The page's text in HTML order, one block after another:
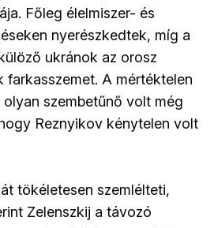
Főleg élelmiszer- és
nyerészkedtek, míg a
ukránok az orosz
farkasszemet. A mértéktelen
olyan szembetűnő volt még
Reznyikov kénytelen volt
tökéletesen szemlélteti,
Zelenszkij a távozó